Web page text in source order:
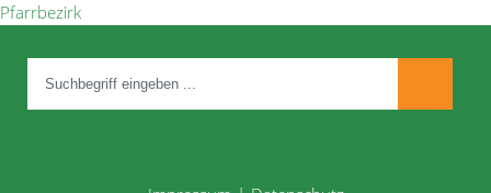
Pfarrbezirk